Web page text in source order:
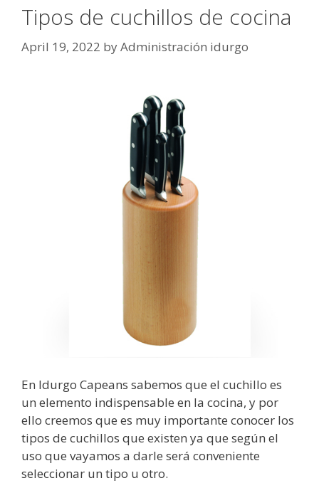
Tipos de cuchillos de cocina
April 19, 2022 byAdministración idurgo
En Idurgo Capeans sabemos que el cuchillo es
un elemento indispensable en la cocina, y por
ello creemos que es muy importante conocer los
tipos de cuchillos que existen ya que según el
uso que vayamos a darle será conveniente
seleccionar un tipo u otro.